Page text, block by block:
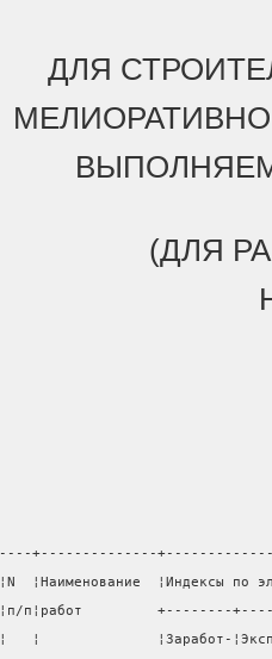
ДЛЯ
(ДЛЯ
----+--------------
¦N  ¦Наименование
¦п/п¦работ         +--------
¦   ¦              ¦Заработ-